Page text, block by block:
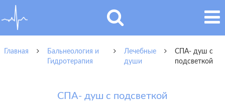
Главная
Бальнеология и
Гидротерапия
Лечебные
души
СПА- душ с
подсветкой
СПА- душ с подсветкой